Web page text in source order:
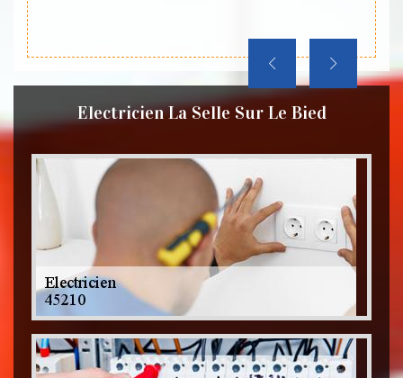
dans
Electricien La Selle Sur Le Bied